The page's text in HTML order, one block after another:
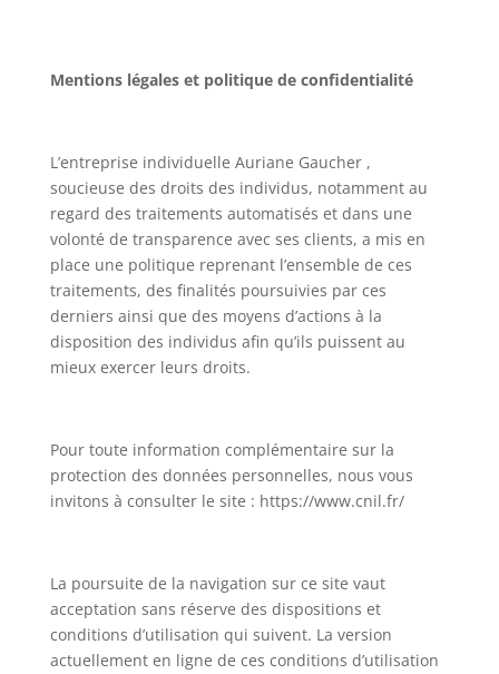
Mentions légales et politique de confidentialité
L’entreprise individuelle Auriane Gaucher,
soucieuse des droits des individus, notamment au
regard des traitements automatisés et dans une
volonté de transparence avec ses clients, a mis en
place une politique reprenant l’ensemble de ces
traitements, des finalités poursuivies par ces
derniers ainsi que des moyens d’actions à la
disposition des individus afin qu’ils puissent au
mieux exercer leurs droits.
Pour toute information complémentaire sur la
protection des données personnelles, nous vous
invitons à consulter le site : https://www.cnil.fr/
La poursuite de la navigation sur ce site vaut
acceptation sans réserve des dispositions et
conditions d’utilisation qui suivent. La version
actuellement en ligne de ces conditions d’utilisation